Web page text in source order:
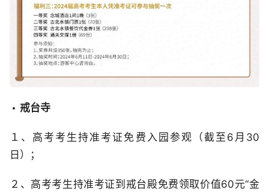
戒台寺
１、高考考生持准考证免费入园参观（截至6月30
日）；
２、高考考生持准考证到戒台殿免费领取价值60元“金